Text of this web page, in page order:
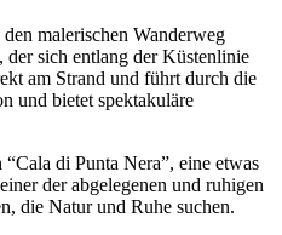
malerischen Wanderweg
der sich entlang der Küstenlinie
am Strand und führt durch die
und bietet spektakuläre
di Punta Nera”, eine etwas
der abgelegenen und ruhigen
die Natur und Ruhe suchen.